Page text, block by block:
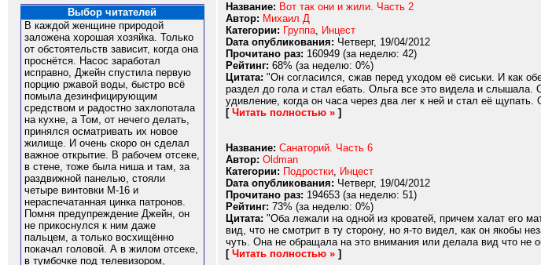
Выбор читателей
В каждой женщине природой
заложена хорошая хозяйка. Только
от обстоятельств зависит, когда она
проснётся. Насос заработал
исправно, Джейн спустила первую
порцию ржавой воды, быстро всё
помыла дезинфицирующим
средством и радостно захлопотала
на кухне, а Том, от нечего делать,
принялся осматривать их новое
жилище. И очень скоро он сделал
важное открытие. В рабочем отсеке,
в стене, тоже была ниша и там, за
раздвижной панелью, стояли
четыре винтовки М-16 и
нераспечатанная цинка патронов.
Помня предупреждение Джейн, он
не прикоснулся к ним даже
пальцем, а только восхищённо
покачал головой. А в жилом отсеке,
в тумбочке под телевизором,
Название: Вот так они и жили. Часть 2
Автор: Михаил Д
Категории: Группа, Инцест
Dата опубликования: Четверг, 19/04/2012
Прочитано раз: 160949 (за неделю: 42)
Рейтинг: 68% (за неделю: 0%)
Цитата: "Он согласился, сжав перед уходом её сиськи. И как
раздел до гола и стал ебать. Ольга все это видела и слышала.
удивление, когда он часа через два лег к ней и стал её
[ Читать полностью » ]
Название: Санаторий. Часть 6
Автор: Oldman
Категории: Подростки, Инцест
Dата опубликования: Четверг, 19/04/2012
Прочитано раз: 194653 (за неделю: 51)
Рейтинг: 73% (за неделю: 0%)
Цитата: "Оба лежали на одной из кроватей, причем халат его
вид, что не смотрит в ту сторону, но я-то видел, как он якобы
чуть. Она не обращала на это внимания или делала вид что
[ Читать полностью » ]